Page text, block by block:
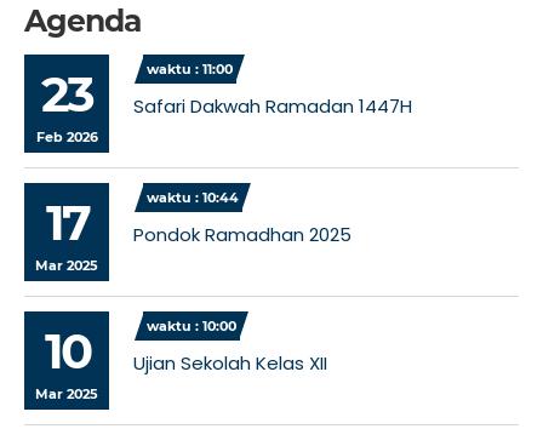
Agenda
23
Feb 2026
waktu : 11:00
Safari Dakwah Ramadan 1447H
17
Mar 2025
waktu : 10:44
Pondok Ramadhan 2025
10
Mar 2025
waktu : 10:00
Ujian Sekolah Kelas XII